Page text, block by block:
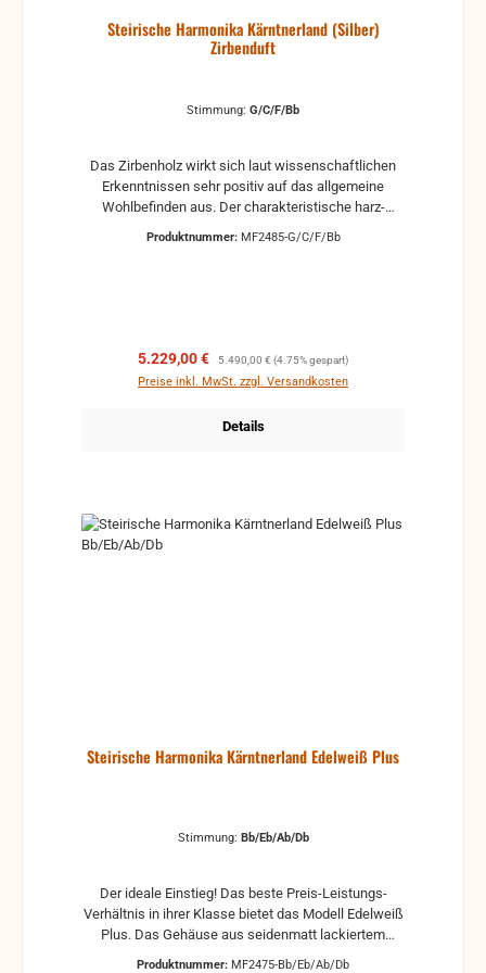
Steirische Harmonika Kärntnerland (Silber)
Zirbenduft
Stimmung: G/C/F/Bb
Das Zirbenholz wirkt sich laut wissenschaftlichen
Erkenntnissen sehr positiv auf das allgemeine
Wohlbefinden aus. Der charakteristische harz-
Produktnummer: MF2485-G/C/F/Bb
Verkaufspreis:
5.229,00 € Regulärer Preis:
5.490,00 € (4.75% gespart)
Preise inkl. MwSt. zzgl. Versandkosten
Details
Steirische Harmonika Kärntnerland Edelweiß Plus
Stimmung: Bb/Eb/Ab/Db
Der ideale Einstieg! Das beste Preis-Leistungs-
Verhältnis in ihrer Klasse bietet das Modell Edelweiß
Plus. Das Gehäuse aus seidenmatt lackiertem
Produktnummer: MF2475-Bb/Eb/Ab/Db